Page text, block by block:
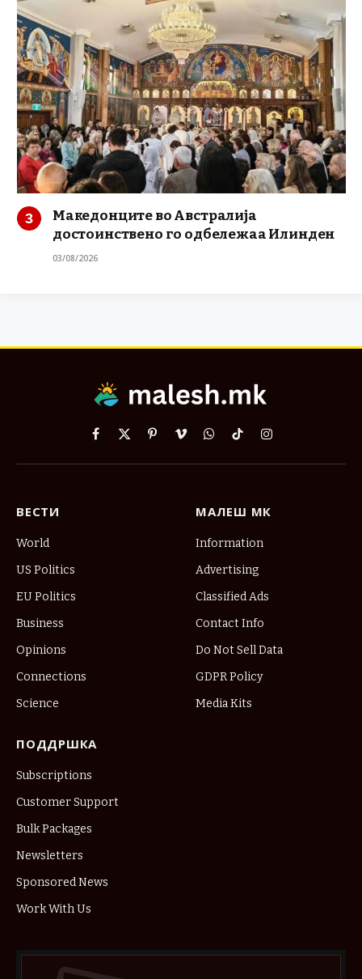
Македонците во Австралија
достоинствено го одбележаа Илинден
03/08/2026
Facebook
X
PinterestVimeoWhatsApp
TikTokInstagram
ВЕСТИ
World
US Politics
EU Politics
Business
Opinions
Connections
Science
МАЛЕШ МК
Information
Advertising
Classified Ads
Contact Info
Do Not Sell Data
GDPR Policy
Media Kits
ПОДДРШКА
Subscriptions
Customer Support
Bulk Packages
Newsletters
Sponsored News
Work With Us